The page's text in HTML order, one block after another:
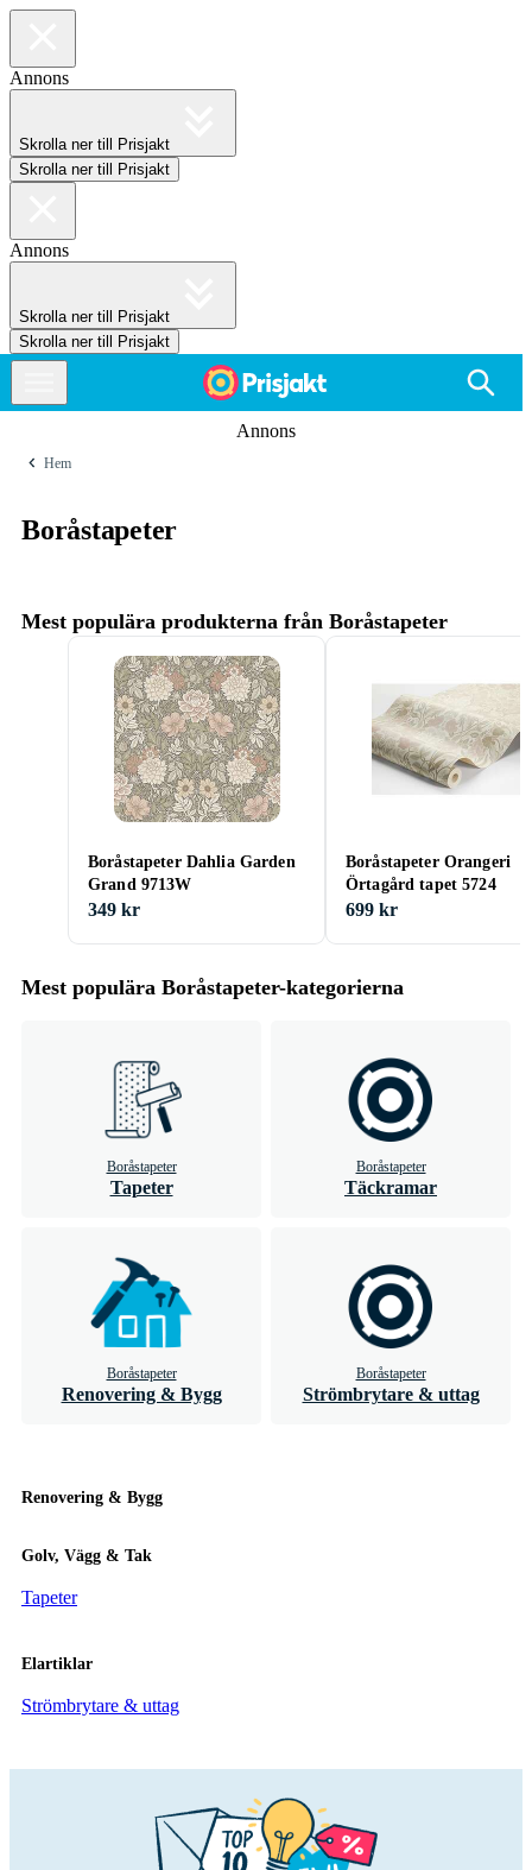
Annons
Skrolla ner till Prisjakt
Skrolla ner till Prisjakt
Annons
Skrolla ner till Prisjakt
Skrolla ner till Prisjakt
Annons
Hem
Boråstapeter
Mest populära produkterna från Boråstapeter
Boråstapeter Dahlia Garden
Grand 9713W
349 kr
Boråstapeter Orangeri
Örtagård tapet 5724
699 kr
Mest populära Boråstapeter-kategorierna
Boråstapeter
Tapeter
Boråstapeter
Täckramar
Boråstapeter
Renovering & Bygg
Boråstapeter
Strömbrytare & uttag
Renovering & Bygg
Golv, Vägg & Tak
Tapeter
Elartiklar
Strömbrytare & uttag